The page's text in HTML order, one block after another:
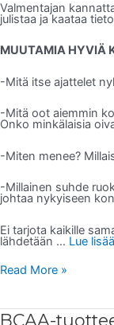
Valmentajan
julistaa ja kaataa
MUUTAMIA HYVIÄ
-Mitä itse ajattelet
-Mitä oot aiemmin
Onko minkälaisia
-Miten menee?
-Millainen suhde
johtaa nykyiseen
Ei tarjota kaikille
lähdetään … Lue
Read More »
BCAA-
BCAA-